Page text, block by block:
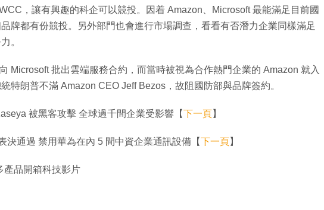
，讓有興趣的科企可以競投。因着 Amazon、Microsoft 最能滿足目前國
牌都有份競投。另外部門也會進行市場調查，看看有否潛力企業同樣滿足
。
Microsoft 批出雲端服務合約，而當時被視為合作熱門企業的 Amazon 就入
特朗普不滿 Amazon CEO Jeff Bezos，故阻國防部與品牌簽約。
被黑客攻擊 全球過千間企業受影響【下一頁】
決通過 禁用華為在內 5 間中資企業通訊設備【下一頁】
產品開箱科技影片